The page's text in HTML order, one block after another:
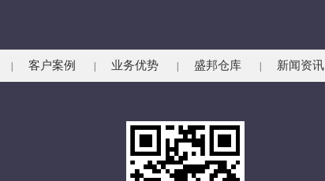
客户案例 业务优势 盛邦仓库 新闻资讯